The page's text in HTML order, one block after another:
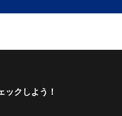
ックしよう！